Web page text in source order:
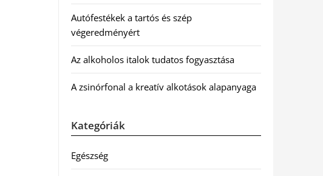
Autófestékek a tartós és szép
végeredményért
Az alkoholos italok tudatos fogyasztása
A zsinórfonal a kreatív alkotások alapanyaga
Kategóriák
Egészség